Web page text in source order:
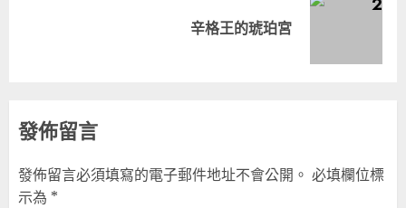
辛格王的琥珀宮
發佈留言
發佈留言必須填寫的電子郵件地址不會公開。 必填欄位標
示為 *